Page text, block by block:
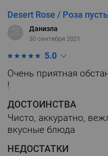
Desert Rose / Роза
Даниэла
30 сентября 2021
5.0
Очень приятная
!
ДОСТОИНСТВА
Чисто, аккуратно,
вкусные блюда
НЕДОСТАТКИ